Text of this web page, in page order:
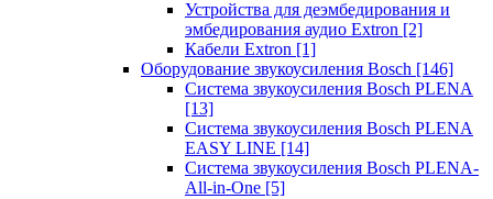
Устройства для деэмбедирования и
эмбедирования аудио Extron [2]
Кабели Extron [1]
Оборудование звукоусиления Bosch [146]
Система звукоусиления Bosch PLENA
[13]
Система звукоусиления Bosch PLENA
EASY LINE [14]
Система звукоусиления Bosch PLENA-
All-in-One [5]